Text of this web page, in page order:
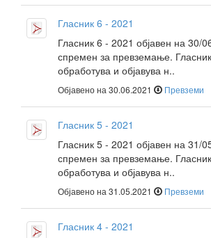
Гласник 6 - 2021
Гласник 6 - 2021 објавен на 30/
спремен за превземање.
обработува и објавува н..
Објавено на 30.06.2021 Превземи
Гласник 5 - 2021
Гласник 5 - 2021 објавен на 31/
спремен за превземање.
обработува и објавува н..
Објавено на 31.05.2021 Превземи
Гласник 4 - 2021